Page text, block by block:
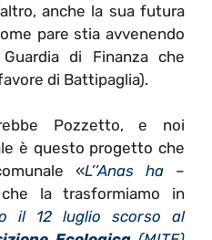
anche la sua futura
pare stia avvenendo
di Finanza che
di Battipaglia).
Pozzetto, e noi
è questo progetto che
«L’’Anas ha –
la trasformiamo in
il 12 luglio scorso al